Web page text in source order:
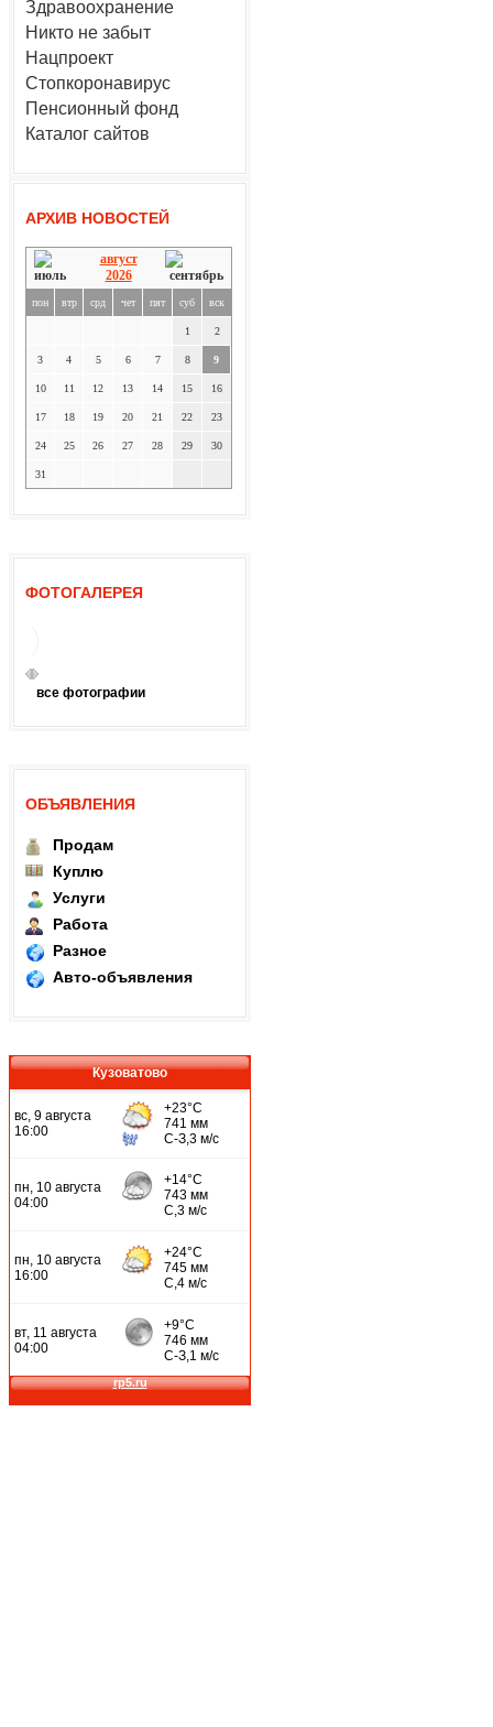
Здравоохранение
Никто не забыт
Нацпроект
Стопкоронавирус
Пенсионный фонд
Каталог сайтов
АРХИВ НОВОСТЕЙ
август
2026
пон втр срд чет пят суб вск
1 2
3 4 5 6 7 8 9
10 11 12 13 14 15 16
17 18 19 20 21 22 23
24 25 26 27 28 29 30
31
ФОТОГАЛЕРЕЯ
все фотографии
ОБЪЯВЛЕНИЯ
Продам
Куплю
Услуги
Работа
Разное
Авто-объявления
Кузоватово